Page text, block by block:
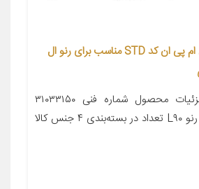
پیستون و گژن پین ام پی ان کد STD مناسب برای رنو ال
معرفی محصول جزئیات محصول شماره فنی ۳۱۰۳۳۱۵۰
مناسب برای خودرو رنو L۹۰ تعداد در بسته‌بندی ۴ جنس کالا